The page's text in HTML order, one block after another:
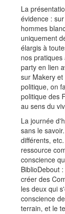
La
évidence :
hommes
uniquement
élargis à
nos
party en lien
sur Makery
politique, on
politique des
au sens du
La journée
sans le
différents,
ressource
conscience
BiblioDebout
créer des
les deux qui
conscience
terrain, et le